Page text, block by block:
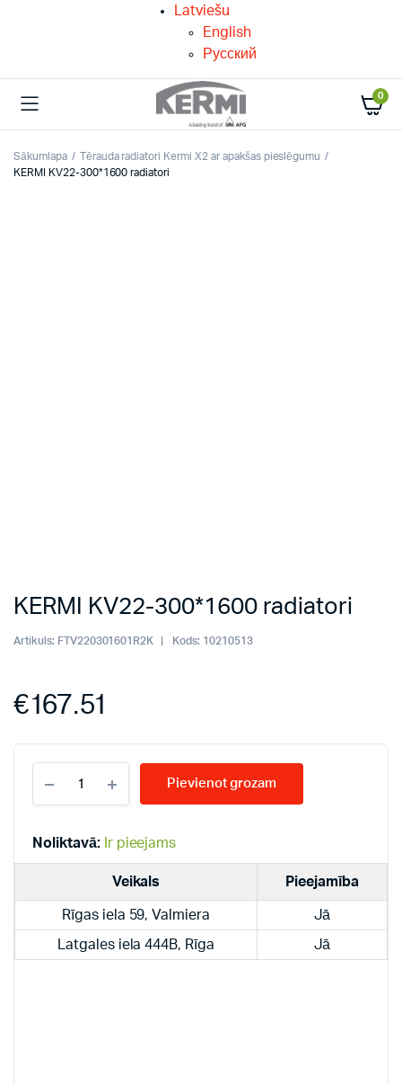
Latviešu
English
Русский
0
Sākumlapa
Tērauda radiatori Kermi X2 ar apakšas pieslēgumu
KERMI KV22-300*1600 radiatori
KERMI KV22-300*1600 radiatori
Artikuls: FTV220301601R2K Kods: 10210513
€167.51
KV22-
300*1600
quantity
Pievienot grozam
Noliktavā: Ir pieejams
Veikals Pieejamība
Rīgas iela 59, Valmiera Jā
Latgales iela 444B, Rīga Jā